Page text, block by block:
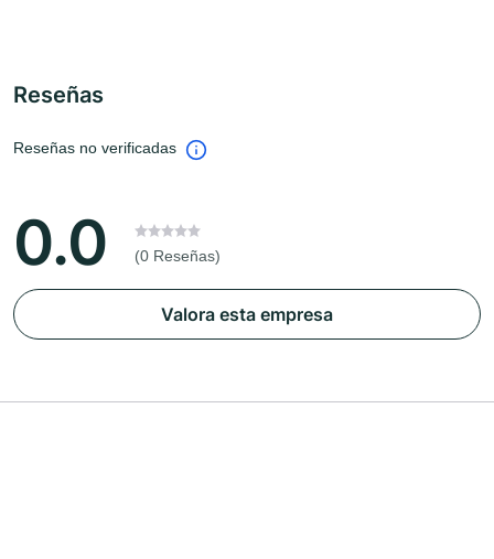
Reseñas
Reseñas no verificadas
0.0 (0 Reseñas)
Valora esta empresa